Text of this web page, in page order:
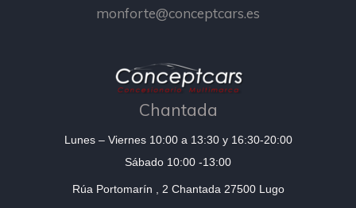
monforte@conceptcars.es
Chantada
Lunes – Viernes 10:00 a 13:30 y 16:30-20:00
Sábado 10:00 -13:00
Rúa Portomarín , 2 Chantada 27500 Lugo